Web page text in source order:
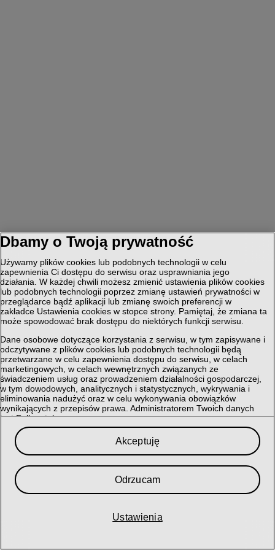
Dbamy o Twoją prywatność
Używamy plików cookies lub podobnych technologii w celu
zapewnienia Ci dostępu do serwisu oraz usprawniania jego
działania. W każdej chwili możesz zmienić ustawienia plików cookies
lub podobnych technologii poprzez zmianę ustawień prywatności w
przeglądarce bądź aplikacji lub zmianę swoich preferencji w
zakładce Ustawienia cookies w stopce strony. Pamiętaj, że zmiana ta
może spowodować brak dostępu do niektórych funkcji serwisu.
Dane osobowe dotyczące korzystania z serwisu, w tym zapisywane i
odczytywane z plików cookies lub podobnych technologii będą
przetwarzane w celu zapewnienia dostępu do serwisu, w celach
marketingowych, w celach wewnętrznych związanych ze
świadczeniem usług oraz prowadzeniem działalności gospodarczej,
w tym dowodowych, analitycznych i statystycznych, wykrywania i
eliminowania nadużyć oraz w celu wykonywania obowiązków
wynikających z przepisów prawa. Administratorem Twoich danych
jest Polkomtel sp. z o.o.
Przysługuje Ci prawo do dostępu do danych, ich usunięcia,
ograniczenia przetwarzania, przenoszenia, sprzeciwu, sprostowania
oraz cofnięcia zgód w każdym czasie, o ile stanowiły podstawę
przetwarzania.
Szczegółowe informacje dotyczące przetwarzania danych oraz
przysługujących Ci uprawnień, informacje dotyczące plików cookies
ustawieniami prywatności, znajdują się wPolityce Prywatności
Akceptuję
Odrzucam
Ustawienia